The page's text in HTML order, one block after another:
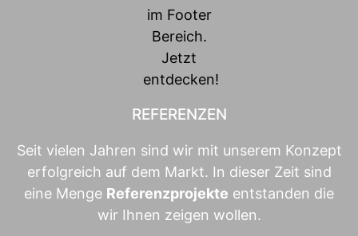
REFERENZEN
Seit vielen Jahren sind wir mit unserem Konzept
erfolgreich auf dem Markt. In dieser Zeit sind
eine Menge Referenzprojekte entstanden die
wir Ihnen zeigen wollen.